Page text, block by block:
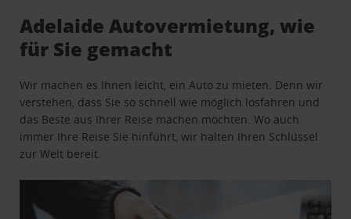
Adelaide Autovermietung, wie
für Sie gemacht
Wir machen es Ihnen leicht, ein Auto zu mieten. Denn wir
verstehen, dass Sie so schnell wie möglich losfahren und
das Beste aus Ihrer Reise machen möchten. Wo auch
immer Ihre Reise Sie hinführt, wir halten Ihren Schlüssel
zur Welt bereit.